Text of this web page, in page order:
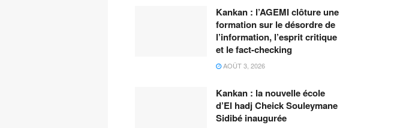
Kankan : l’AGEMI clôture une
formation sur le désordre de
l’information, l’esprit critique
et le fact-checking
AOÛT 3, 2026
Kankan : la nouvelle école
d’El hadj Cheick Souleymane
Sidibé inaugurée